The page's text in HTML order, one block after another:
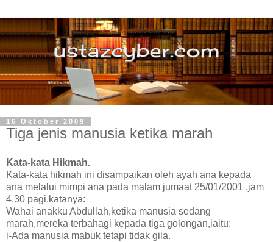
16 Oktober 2009
Tiga jenis manusia ketika marah
Kata-kata Hikmah.
Kata-kata hikmah ini disampaikan oleh ayah ana kepada
ana melalui mimpi ana pada malam jumaat 25/01/2001 ,jam
4.30 pagi.katanya:
Wahai anakku Abdullah,ketika manusia sedang
marah,mereka terbahagi kepada tiga golongan,iaitu:
i-Ada manusia mabuk tetapi tidak gila.